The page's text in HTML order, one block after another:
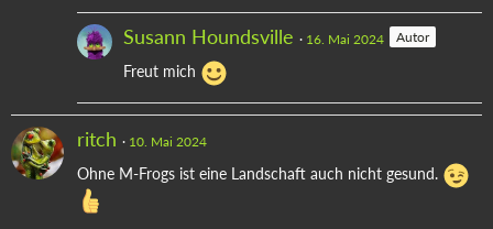
Susann Houndsville 16. Mai 2024 Autor
Freut mich
ritch 10. Mai 2024
Ohne M-Frogs ist eine Landschaft auch nicht gesund.